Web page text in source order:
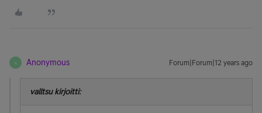
A Anonymous Forum|Forum|12 years ago
valltsu kirjoitti: